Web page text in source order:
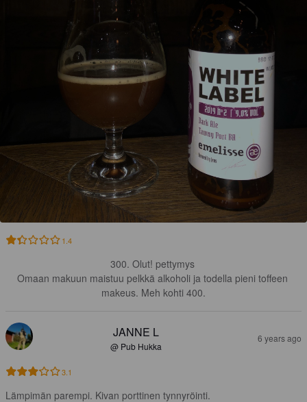
1.4
300. Olut! pettymys
Omaan makuun maistuu pelkkä alkoholi ja todella pieni toffeen
makeus. Meh kohti 400.
JANNE L
@ Pub Hukka
6 years ago
3.1
Lämpimän parempi. Kivan porttinen tynnyröinti.